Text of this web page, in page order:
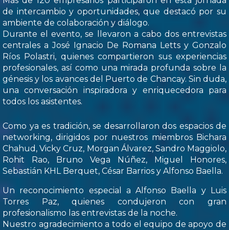
de intercambio y oportunidades, que destacó por su
ambiente de colaboración y diálogo.
Durante el evento, se llevaron a cabo dos entrevistas
centrales a José Ignacio De Romana Letts y Gonzalo
Ríos Polastri, quienes compartieron sus experiencias
profesionales, así como una mirada profunda sobre la
génesis y los avances del Puerto de Chancay. Sin duda,
una conversación inspiradora y enriquecedora para
todos los asistentes.
Como ya es tradición, se desarrollaron dos espacios de
networking, dirigidos por nuestros miembros Bichara
Chahud, Vicky Cruz, Morgan Álvarez, Sandro Maggiolo,
Rohit Rao, Bruno Vega Núñez, Miguel Honores,
Sebastián KHL Berquet, César Barrios y Alfonso Baella.
Un reconocimiento especial a Alfonso Baella y Luis
Torres Paz, quienes condujeron con gran
profesionalismo las entrevistas de la noche.
Nuestro agradecimiento a todo el equipo de apoyo de